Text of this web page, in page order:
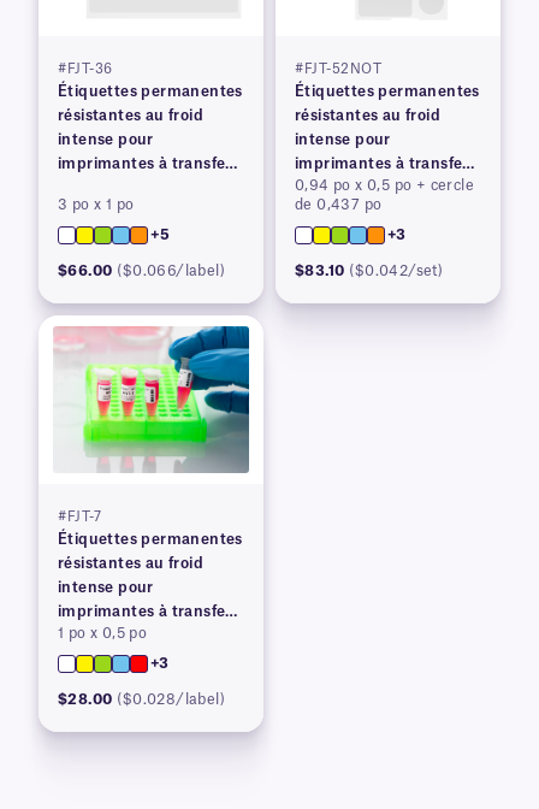
#FJT-36
Étiquettes permanentes
résistantes au froid
intense pour
imprimantes à transfert
3 po x 1 po
+5
$66.00 ($0.066/label)
#FJT-52NOT
Étiquettes permanentes
résistantes au froid
intense pour
imprimantes à transfert
thermique
0,94 po x 0,5 po + cercle
de 0,437 po
+3
$83.10 ($0.042/set)
#FJT-7
Étiquettes permanentes
résistantes au froid
intense pour
imprimantes à transfert
thermique
1 po x 0,5 po
+3
$28.00 ($0.028/label)